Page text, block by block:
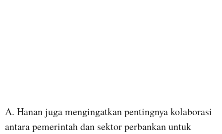
A. Hanan juga mengingatkan pentingnya kolaborasi
antara pemerintah dan sektor perbankan untuk